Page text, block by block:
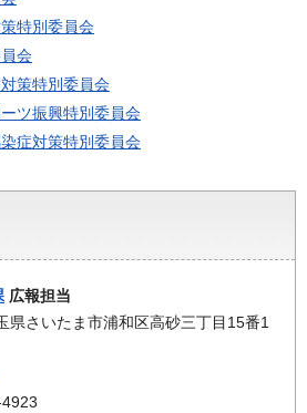
特別委員会
会
策特別委員会
ツ振興特別委員会
症対策特別委員会
広報担当
県さいたま市浦和区高砂三丁目15番1